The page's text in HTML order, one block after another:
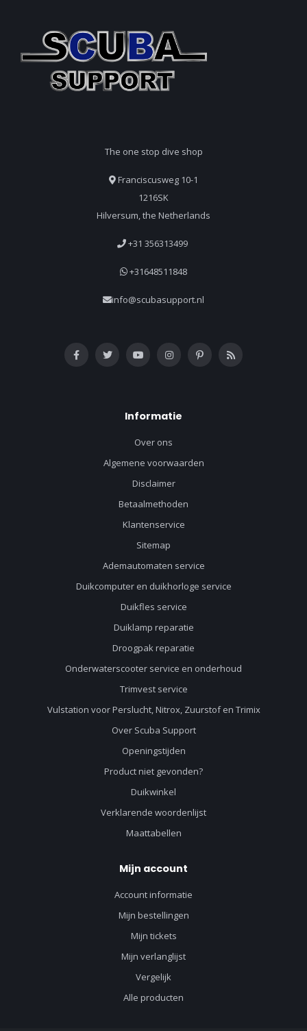
The one stop dive shop
Franciscusweg 10-1
1216SK
Hilversum, the Netherlands
+31 356313499
+31648511848
info@scubasupport.nl
Informatie
Over ons
Algemene voorwaarden
Disclaimer
Betaalmethoden
Klantenservice
Sitemap
Ademautomaten service
Duikcomputer en duikhorloge service
Duikfles service
Duiklamp reparatie
Droogpak reparatie
Onderwaterscooter service en onderhoud
Trimvest service
Vulstation voor Perslucht, Nitrox, Zuurstof en Trimix
Over Scuba Support
Openingstijden
Product niet gevonden?
Duikwinkel
Verklarende woordenlijst
Maattabellen
Mijn account
Account informatie
Mijn bestellingen
Mijn tickets
Mijn verlanglijst
Vergelijk
Alle producten